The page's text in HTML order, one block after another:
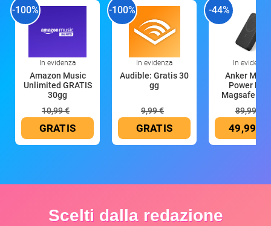
-100%
In evidenza
Amazon Music
Unlimited GRATIS
30gg
10,99 €
GRATIS
-100%
In evidenza
Audible: Gratis 30
gg
9,99 €
GRATIS
-44%
In evidenza
Anker
Power
Magsafe
89,99 €
49,99 €
Scelti dalla redazione